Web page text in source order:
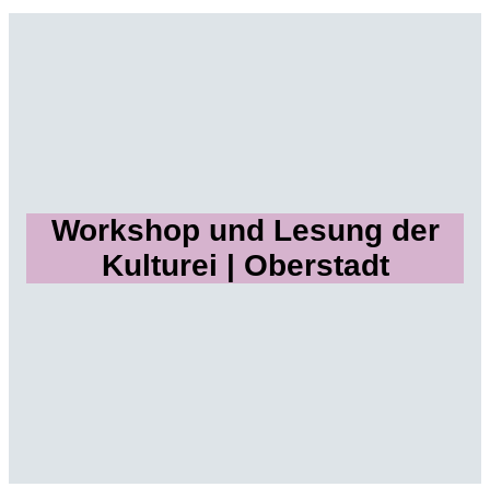
Workshop und Lesung der
Kulturei | Oberstadt